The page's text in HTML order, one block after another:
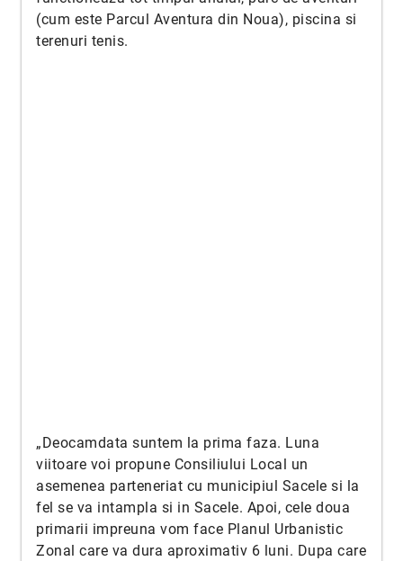
(cum este Parcul Aventura din Noua), piscina si
terenuri tenis.
„Deocamdata suntem la prima faza. Luna
viitoare voi propune Consiliului Local un
asemenea parteneriat cu municipiul Sacele si la
fel se va intampla si in Sacele. Apoi, cele doua
primarii impreuna vom face Planul Urbanistic
Zonal care va dura aproximativ 6 luni. Dupa care